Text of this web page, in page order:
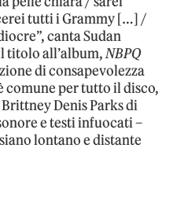
tutti i Grammy […] /
canta Sudan
titolo all’album,NBPQ
di consapevolezza
comune per tutto il disco,
Denis Parks di
e testi infuocati –
lontano e distante